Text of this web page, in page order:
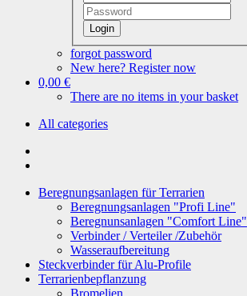
Login
forgot password
New here? Register now
0,00 €
There are no items in your basket
All categories
Beregnungsanlagen für Terrarien
Beregnungsanlagen "Profi Line"
Beregnunsanlagen "Comfort Line"
Verbinder / Verteiler /Zubehör
Wasseraufbereitung
Steckverbinder für Alu-Profile
Terrarienbepflanzung
Bromelien